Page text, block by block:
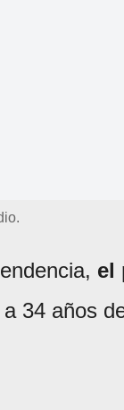
el
34 años